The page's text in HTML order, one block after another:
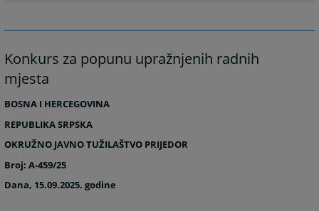
Konkurs za popunu upražnjenih radnih
mjesta
BOSNA I HERCEGOVINA
REPUBLIKA SRPSKA
OKRUŽNO JAVNO TUŽILAŠTVO PRIJEDOR
Broj: A-459/25
Dana, 15.09.2025. godine